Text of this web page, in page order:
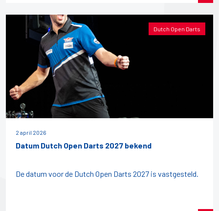
Dutch Open Darts
2 april 2026
Datum Dutch Open Darts 2027 bekend
De datum voor de Dutch Open Darts 2027 is vastgesteld.